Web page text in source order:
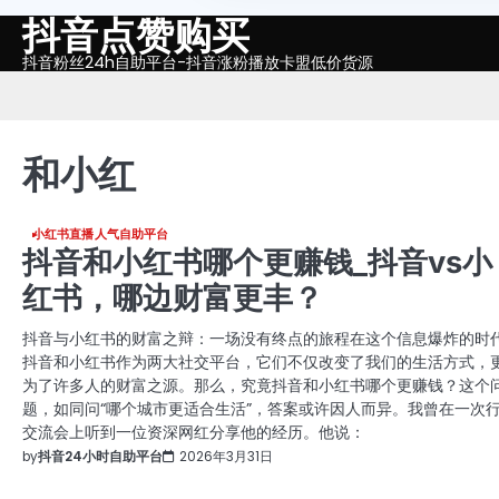
Skip抖音点赞购买
抖音粉丝24h自助平台-抖音涨粉播放卡盟低价货源
和小红
小红书直播人气自助平台
抖音和小红书哪个更赚钱_抖音vs小
红书，哪边财富更丰？
抖音与小红书的财富之辩：一场没有终点的旅程在这个信息爆炸的时
抖音和小红书作为两大社交平台，它们不仅改变了我们的生活方式，
为了许多人的财富之源。那么，究竟抖音和小红书哪个更赚钱？这个
题，如同问“哪个城市更适合生活”，答案或许因人而异。我曾在一次
交流会上听到一位资深网红分享他的经历。他说：
by抖音24小时自助平台 2026年3月31日